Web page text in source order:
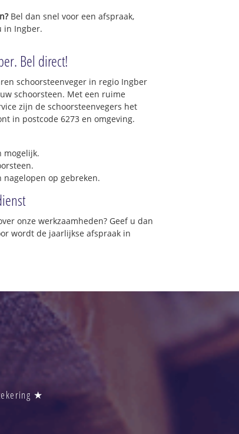
Bel dan snel voor een afspraak,
in Ingber.
Bel direct!
schoorsteenveger in regio Ingber
schoorsteen. Met een ruime
zijn de schoorsteenvegers het
in postcode 6273 en omgeving.
mogelijk.
nagelopen op gebreken.
onze werkzaamheden? Geef u dan
wordt de jaarlijkse afspraak in
★